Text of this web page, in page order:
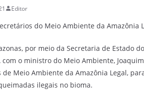
Editor
do Meio Ambiente da Amazônia
por meio da Secretaria de Estado
com o ministro do Meio Ambiente,
Meio Ambiente da Amazônia Legal,
ilegais no bioma.